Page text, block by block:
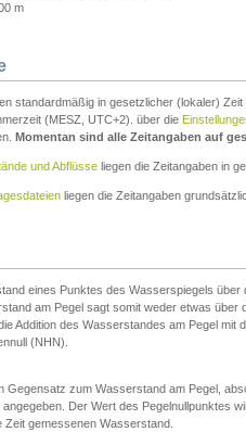
m
standardmäßig in gesetzlicher (lokaler)
(MESZ, UTC+2). über die
Momentan sind alle Zeitangaben auf
und Abflüsse liegen die Zeitangaben in
liegen die Zeitangaben
eines Punktes des Wasserspiegels über
am Pegel sagt somit weder etwas
Addition des Wasserstandes am Pegel
(NHN).
Gegensatz zum Wasserstand am Pegel,
Der Wert des Pegelnullpunktes
gemessenen Wasserstand.